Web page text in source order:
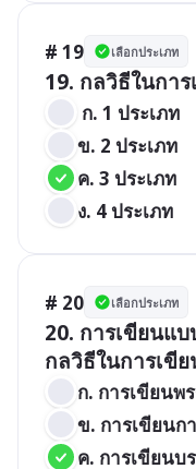
# 19 เลือกประเภท
19. กลวิธีในกา
ก. 1 ประเภท
ข. 2 ประเภท
ค. 3 ประเภท
ง. 4 ประเภท
# 20 เลือกประเภท
20. การเขียนแ
กลวิธีในการเขี
ก. การเขียนพ
ข. การเขียนก
ค. การเขียนบ